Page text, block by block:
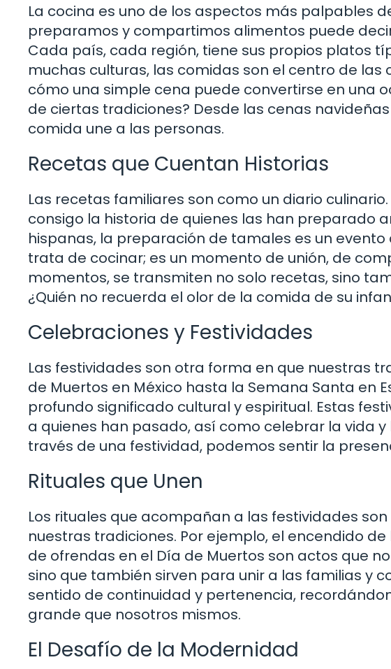
La cocina es uno de los aspectos más palpables
preparamos y compartimos alimentos puede
Cada país, cada región, tiene sus propios platos
muchas culturas, las comidas son el centro de
cómo una simple cena puede convertirse en una
de ciertas tradiciones? Desde las cenas
comida une a las personas.
Recetas que Cuentan Historias
Las recetas familiares son como un diario
consigo la historia de quienes las han preparado
hispanas, la preparación de tamales es un
trata de cocinar; es un momento de unión, de
momentos, se transmiten no solo recetas, sino
¿Quién no recuerda el olor de la comida de su
Celebraciones y Festividades
Las festividades son otra forma en que nuestras
de Muertos en México hasta la Semana Santa en
profundo significado cultural y espiritual. Estas
a quienes han pasado, así como celebrar la vida
través de una festividad, podemos sentir la
Rituales que Unen
Los rituales que acompañan a las festividades
nuestras tradiciones. Por ejemplo, el encendido
de ofrendas en el Día de Muertos son actos que
sino que también sirven para unir a las familias y
sentido de continuidad y pertenencia,
grande que nosotros mismos.
El Desafío de la Modernidad